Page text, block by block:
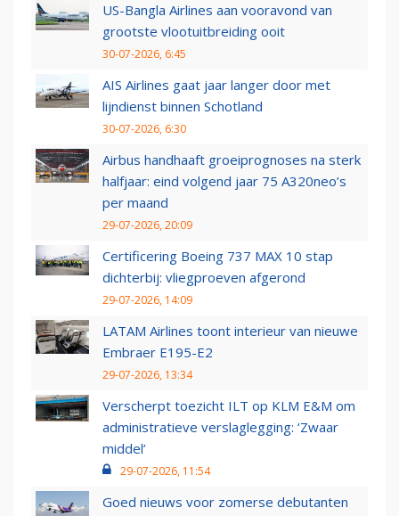
US-Bangla Airlines aan vooravond van
grootste vlootuitbreiding ooit
30-07-2026, 6:45
AIS Airlines gaat jaar langer door met
lijndienst binnen Schotland
30-07-2026, 6:30
Airbus handhaaft groeiprognoses na sterk
halfjaar: eind volgend jaar 75 A320neo’s
per maand
29-07-2026, 20:09
Certificering Boeing 737 MAX 10 stap
dichterbij: vliegproeven afgerond
29-07-2026, 14:09
LATAM Airlines toont interieur van nieuwe
Embraer E195-E2
29-07-2026, 13:34
Verscherpt toezicht ILT op KLM E&M om
administratieve verslaglegging: ‘Zwaar
middel’
29-07-2026, 11:54
Goed nieuws voor zomerse debutanten